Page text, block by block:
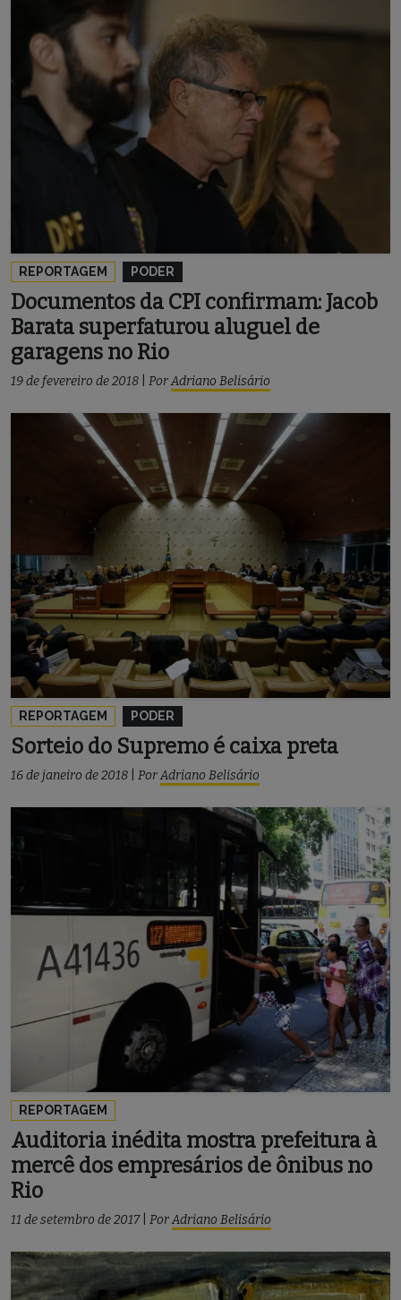
REPORTAGEM PODER
Documentos da CPI confirmam: Jacob
Barata superfaturou aluguel de
garagens no Rio
19 de fevereiro de 2018 PorAdriano Belisário
REPORTAGEM PODER
Sorteio do Supremo é caixa preta
16 de janeiro de 2018 PorAdriano Belisário
REPORTAGEM
Auditoria inédita mostra prefeitura à
mercê dos empresários de ônibus no
Rio
11 de setembro de 2017 PorAdriano Belisário